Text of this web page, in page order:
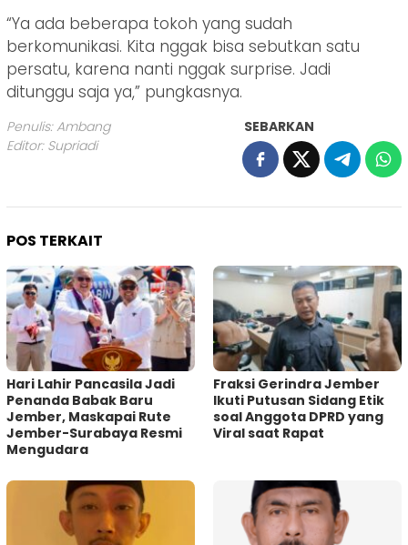
“Ya ada beberapa tokoh yang sudah
berkomunikasi. Kita nggak bisa sebutkan satu
persatu, karena nanti nggak surprise. Jadi
ditunggu saja ya,” pungkasnya.
Penulis: Ambang
Editor: Supriadi
SEBARKAN
POS TERKAIT
Hari Lahir Pancasila Jadi
Penanda Babak Baru
Jember, Maskapai Rute
Jember-Surabaya Resmi
Mengudara
Fraksi Gerindra Jember
Ikuti Putusan Sidang Etik
soal Anggota DPRD yang
Viral saat Rapat